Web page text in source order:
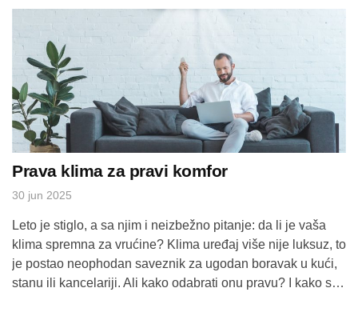
Prava klima za pravi komfor
30 jun 2025
Leto je stiglo, a sa njim i neizbežno pitanje: da li je vaša
klima spremna za vrućine? Klima uređaj više nije luksuz, to
je postao neophodan saveznik za ugodan boravak u kući,
stanu ili kancelariji. Ali kako odabrati onu pravu? I kako se